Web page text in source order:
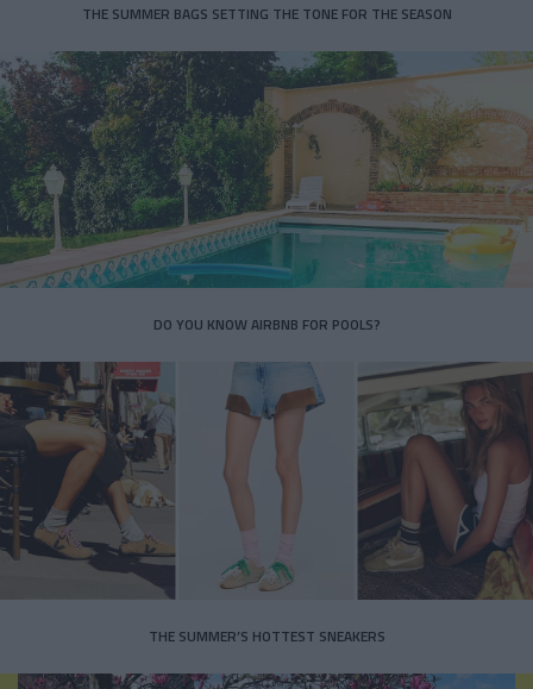
THE SUMMER BAGS SETTING THE TONE FOR THE SEASON
DO YOU KNOW AIRBNB FOR POOLS?
THE SUMMER’S HOTTEST SNEAKERS